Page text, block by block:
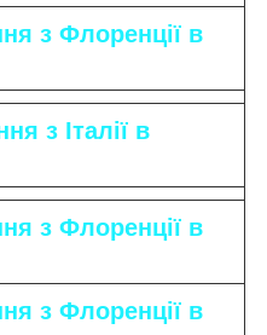
з Флоренції в
з Італії в
з Флоренції в
з Флоренції в